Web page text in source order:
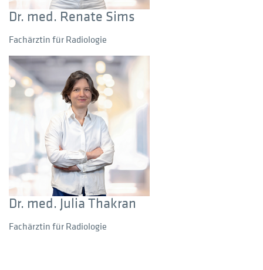
Dr. med. Renate Sims
Fachärztin für Radiologie
Dr. med. Julia Thakran
Fachärztin für Radiologie